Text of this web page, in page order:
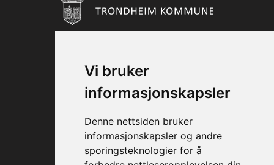
Vi bruker
informasjonskapsler
Denne nettsiden bruker
informasjonskapsler og andre
sporingsteknologier for å